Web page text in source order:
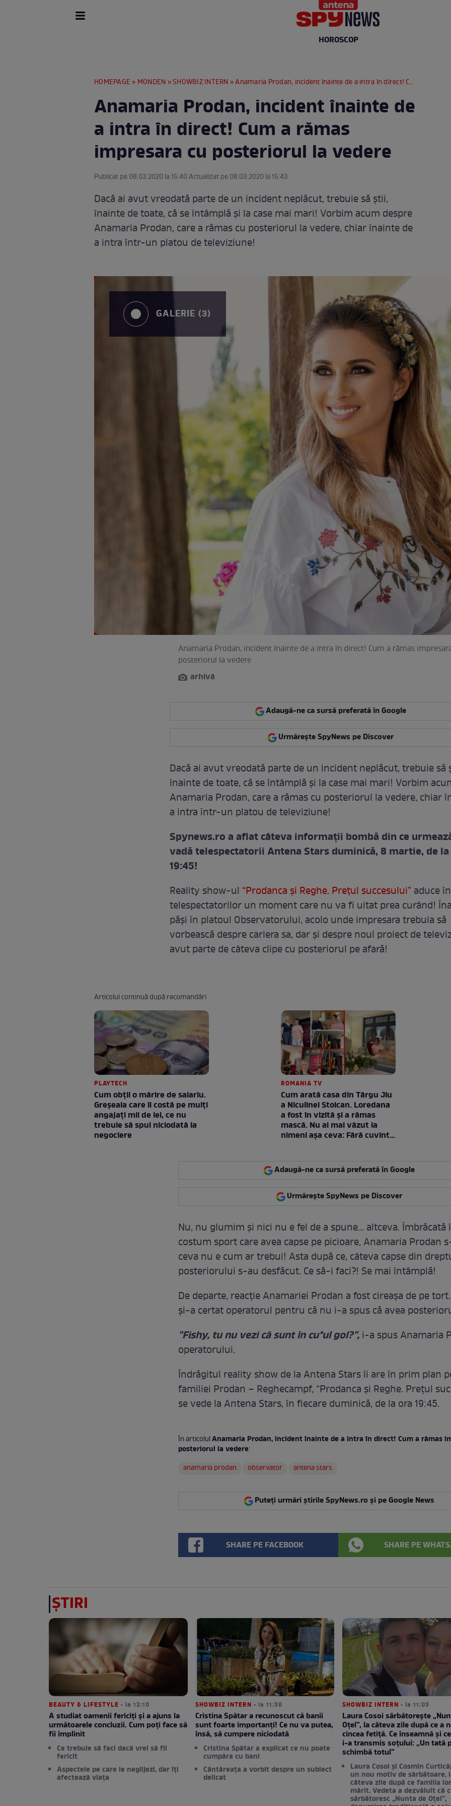
HOROSCOP
HOMEPAGE » MONDEN »SHOWBIZ INTERN » Anamaria Prodan, incident înainte de a intra în direct! Cum a rămas impresara cu posteriorul la vedere
Anamaria Prodan, incident înainte de
a intra în direct! Cum a rămas
impresara cu posteriorul la vedere
Publicat pe 08.03.2020 la 15:40 Actualizat pe 08.03.2020 la 15:43
Dacă ai avut vreodată parte de un incident neplăcut, trebuie să ştii,
înainte de toate, că se întâmplă şi la case mai mari! Vorbim acum despre
Anamaria Prodan, care a rămas cu posteriorul la vedere, chiar înainte de
a intra într-un platou de televiziune!
GALERIE (3)
Anamaria Prodan, incident înainte de a intra în direct! Cum a rămas
posteriorul la vedere
arhivă
Adaugă-ne ca sursă preferată în Google
Urmărește SpyNews pe Discover
Dacă ai avut vreodată parte de un incident neplăcut, trebuie să
înainte de toate, că se întâmplă şi la case mai mari! Vorbim
Anamaria Prodan, care a rămas cu posteriorul la vedere, chiar
a intra într-un platou de televiziune!
Spynews.ro a aflat câteva informaţii bombă din ce
vadă telespectatorii Antena Stars duminică, 8 martie, de
19:45!
Reality show-ul “Prodanca și Reghe. Prețul succesului” aduce
telespectatorilor un moment care nu va fi uitat prea curând!
păşi în platoul Observatorului, acolo unde impresara trebuia să
vorbească despre cariera sa, dar şi despre noul proiect de
avut parte de câteva clipe cu posteriorul pe afară!
Articolul continuă după recomandări
PLAYTECH
Cum obții o mărire de salariu.
Greșeala care îi costă pe mulți
angajați mii de lei, ce nu
trebuie să spui niciodată la
negociere
ROMANIA TV
Cum arată casa din Târgu Jiu
a Niculinei Stoican. Loredana
a fost în vizită și a rămas
mască. Nu ai mai văzut la
nimeni așa ceva: Fără cuvinte
Adaugă-ne ca sursă preferată în Google
Urmărește SpyNews pe Discover
Nu, nu glumim şi nici nu e fel de a spune... altceva.
costum sport care avea capse pe picioare, Anamaria Prodan
ceva nu e cum ar trebui! Asta după ce, câteva capse din
posteriorului s-au desfăcut. Ce să-i faci?! Se mai întâmplă!
De departe, reacţie Anamariei Prodan a fost cireaşa de pe
şi-a certat operatorul pentru că nu i-a spus că avea
"Fishy, tu nu vezi că sunt în cu*ul gol?",i-a spus Anamaria
operatorului.
Îndrăgitul reality show de la Antena Stars îi are în prim plan
familiei Prodan – Reghecampf, “Prodanca și Reghe. Prețul
se vede la Antena Stars, în fiecare duminică, de la ora 19:45.
În articolulAnamaria Prodan, incident înainte de a intra în direct! Cum a rămas
posteriorul la vedere:
anamaria prodan
observator antena stars
Puteți urmări știrile SpyNews.ro și pe Google News
SHARE PE FACEBOOK SHARE PE
ȘTIRI
BEAUTY & LIFESTYLE • la 12:10
A studiat oamenii fericiți și a ajuns la
următoarele concluzii. Cum poți face să
fii împlinit
Ce trebuie să faci dacă vrei să fii
fericit
Aspectele pe care le neglijezi, dar îți
afectează viața
SHOWBIZ INTERN • la 11:39
Cristina Spătar a recunoscut că banii
sunt foarte importanți! Ce nu va putea,
însă, să cumpere niciodată
Cristina Spătar a explicat ce nu poate
cumpăra cu bani
Cântăreața a vorbit despre un subiect
delicat
SHOWBIZ INTERN • la 11:03
Laura Cosoi sărbătorește
Oțel”, la câteva zile după ce a
cincea fetiță. Ce înseamnă și
i-a transmis soțului: „Un tată
schimbă totul”
Laura Cosoi și Cosmin
un nou motiv de sărbătoare,
câteva zile după ce familia
mărit. Vedeta a dezvăluit că
sărbătoresc „Nunta de Oțel”,